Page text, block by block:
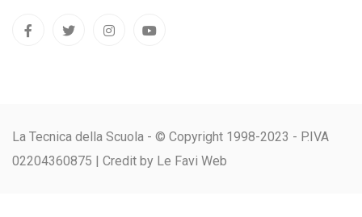
La Tecnica della Scuola - © Copyright 1998-2023 - P.IVA
02204360875 | Credit by Le Favi Web